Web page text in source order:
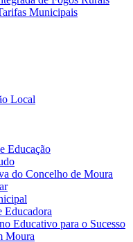
Municipais
Local
Educação
do Concelho de Moura
Educadora
Educativo para o Sucesso
Moura